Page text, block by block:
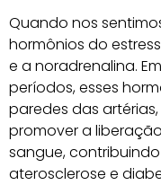
Quando nos
hormônios do
e a noradrenalina.
períodos, esses
paredes das
promover a
sangue,
aterosclerose e